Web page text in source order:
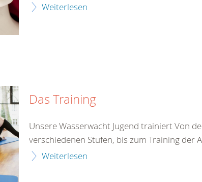
Weiterlesen
Das Training
Unsere Wasserwacht Jugend trainiert Von
verschiedenen Stufen, bis zum Training der
Weiterlesen